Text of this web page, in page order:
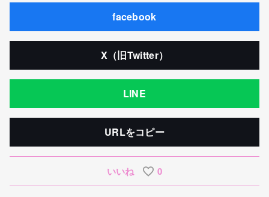
facebook
X（旧Twitter）
LINE
URLをコピー
いいね 0